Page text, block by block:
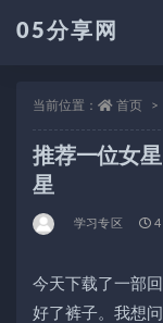
05分享网
当前位置： 首页
推荐一位女
星
学习专区 4
今天下载了一部
好了裤子。我想